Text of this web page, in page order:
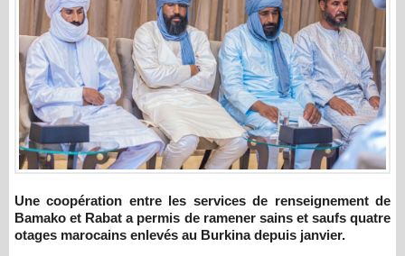
Une coopération entre les services de renseignement de
Bamako et Rabat a permis de ramener sains et saufs quatre
otages marocains enlevés au Burkina depuis janvier.